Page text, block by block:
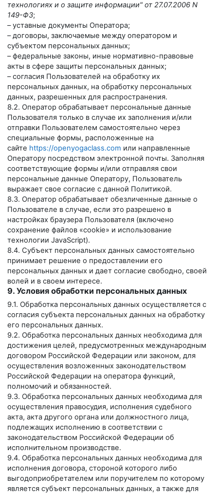
технологиях и о защите информации" от 27.07.2006 N
149-ФЗ;
– уставные документы Оператора;
– договоры, заключаемые между оператором и
субъектом персональных данных;
– федеральные законы, иные нормативно-правовые
акты в сфере защиты персональных данных;
– согласия Пользователей на обработку их
персональных данных, на обработку персональных
данных, разрешенных для распространения.
8.2. Оператор обрабатывает персональные данные
Пользователя только в случае их заполнения и/или
отправки Пользователем самостоятельно через
специальные формы, расположенные на
сайте https://openyogaclass.com или направленные
Оператору посредством электронной почты. Заполняя
соответствующие формы и/или отправляя свои
персональные данные Оператору, Пользователь
выражает свое согласие с данной Политикой.
8.3. Оператор обрабатывает обезличенные данные о
Пользователе в случае, если это разрешено в
настройках браузера Пользователя (включено
сохранение файлов «cookie» и использование
технологии JavaScript).
8.4. Субъект персональных данных самостоятельно
принимает решение о предоставлении его
персональных данных и дает согласие свободно, своей
волей и в своем интересе.
9. Условия обработки персональных данных
9.1. Обработка персональных данных осуществляется с
согласия субъекта персональных данных на обработку
его персональных данных.
9.2. Обработка персональных данных необходима для
достижения целей, предусмотренных международным
договором Российской Федерации или законом, для
осуществления возложенных законодательством
Российской Федерации на оператора функций,
полномочий и обязанностей.
9.3. Обработка персональных данных необходима для
осуществления правосудия, исполнения судебного
акта, акта другого органа или должностного лица,
подлежащих исполнению в соответствии с
законодательством Российской Федерации об
исполнительном производстве.
9.4. Обработка персональных данных необходима для
исполнения договора, стороной которого либо
выгодоприобретателем или поручителем по которому
является субъект персональных данных, а также для